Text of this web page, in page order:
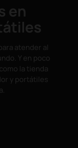
en
atender al
Y en poco
la tienda
y portátiles